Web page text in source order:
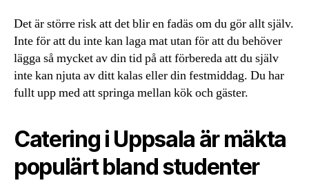
Det är större risk att det blir en fadäs om du gör allt själv.
Inte för att du inte kan laga mat utan för att du behöver
lägga så mycket av din tid på att förbereda att du själv
inte kan njuta av ditt kalas eller din festmiddag. Du har
fullt upp med att springa mellan kök och gäster.
Catering i Uppsala är mäkta
populärt bland studenter